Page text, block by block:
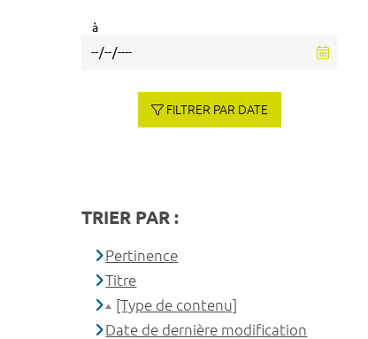
à
FILTRER PAR DATE
TRIER PAR :
Pertinence
Titre
[Type de contenu]
Date de dernière modification